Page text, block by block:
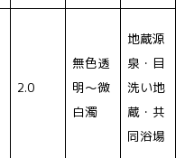
2.0
無色透
明〜微
白濁
地蔵源
泉・目
洗い地
蔵・共
同浴場